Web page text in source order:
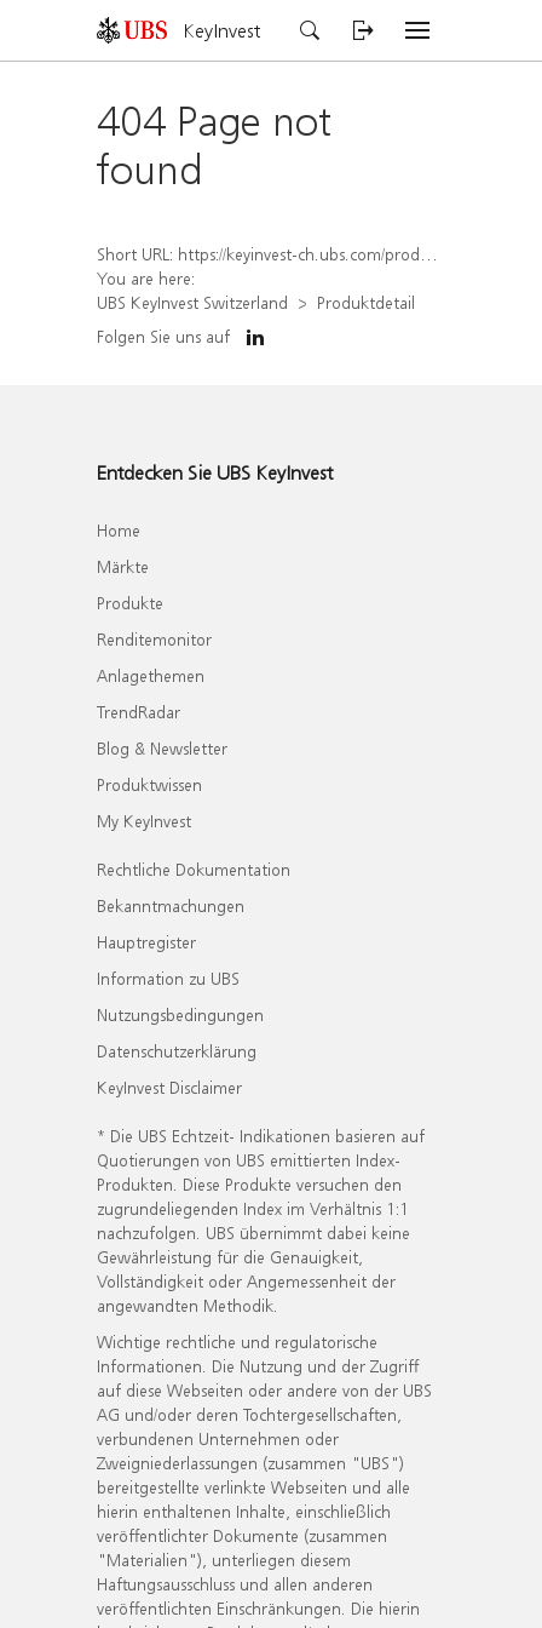
KeyInvest
404 Page not
found
Short URL: https://keyinvest-ch.ubs.com/produkt/detail/index/isin/CH1456559777
You are here:
UBS KeyInvest Switzerland
Produktdetail
Folgen Sie uns auf
Entdecken Sie UBS KeyInvest
Home
Märkte
Produkte
Renditemonitor
Anlagethemen
TrendRadar
Blog & Newsletter
Produktwissen
My KeyInvest
Rechtliche Dokumentation
Bekanntmachungen
Hauptregister
Information zu UBS
Nutzungsbedingungen
Datenschutzerklärung
KeyInvest Disclaimer
* Die UBS Echtzeit- Indikationen basieren auf
Quotierungen von UBS emittierten Index-
Produkten. Diese Produkte versuchen den
zugrundeliegenden Index im Verhältnis 1:1
nachzufolgen. UBS übernimmt dabei keine
Gewährleistung für die Genauigkeit,
Vollständigkeit oder Angemessenheit der
angewandten Methodik.
Wichtige rechtliche und regulatorische
Informationen. Die Nutzung und der Zugriff
auf diese Webseiten oder andere von der UBS
AG und/oder deren Tochtergesellschaften,
verbundenen Unternehmen oder
Zweigniederlassungen (zusammen "UBS")
bereitgestellte verlinkte Webseiten und alle
hierin enthaltenen Inhalte, einschließlich
veröffentlichter Dokumente (zusammen
"Materialien"), unterliegen diesem
Haftungsausschluss und allen anderen
veröffentlichten Einschränkungen. Die hierin